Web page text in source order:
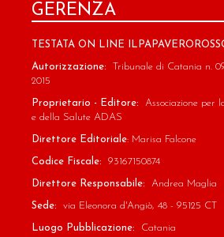
GERENZA
TESTATA ON LINE
Autorizzazione: Tribunale di Catania n.
2015
Proprietario - Editore: Associazione per
e della Salute ADAS
Direttore Editoriale: Marisa Falcone
Codice Fiscale: 93167150874
Direttore Responsabile: Andrea Maglia
Sede: via Eleonora d'Angiò, 48 - 95125 CT
Luogo Pubblicazione: Catania